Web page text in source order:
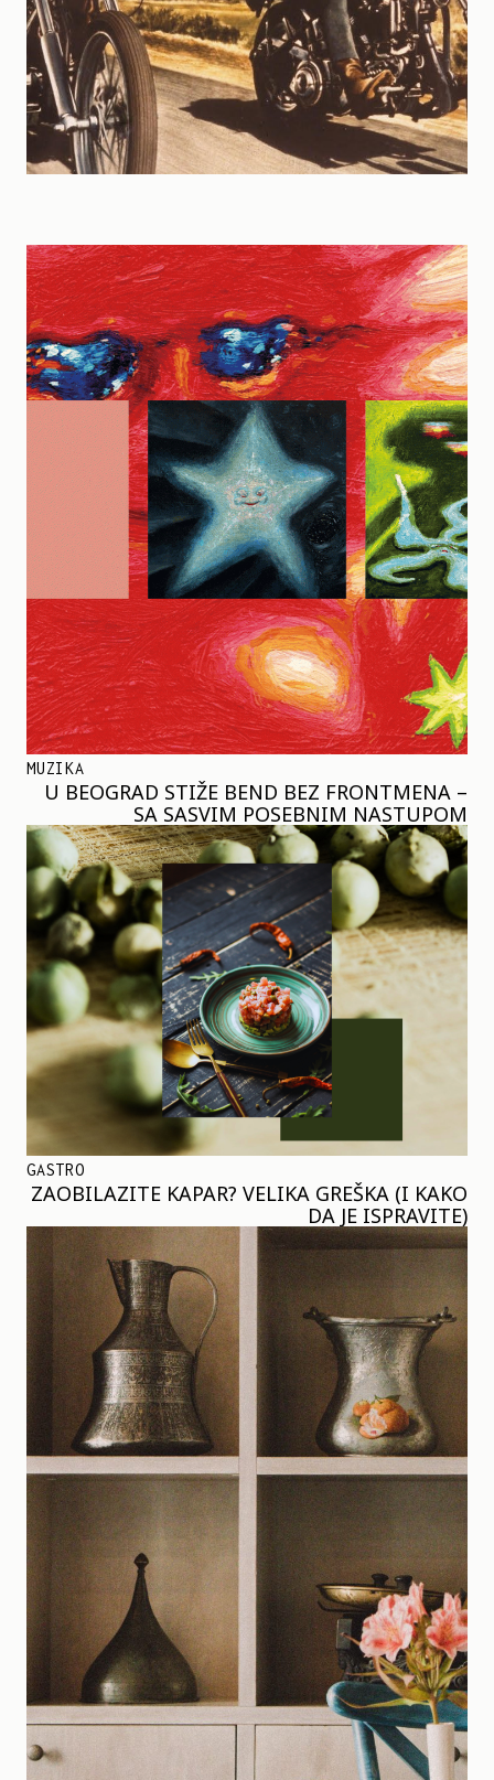
MUZIKA
U BEOGRAD STIŽE BEND BEZ FRONTMENA –
SA SASVIM POSEBNIM NASTUPOM
GASTRO
ZAOBILAZITE KAPAR? VELIKA GREŠKA (I KAKO
DA JE ISPRAVITE)